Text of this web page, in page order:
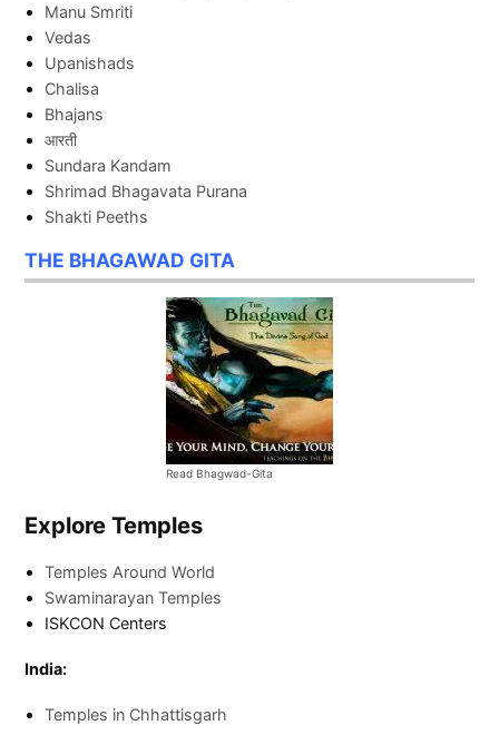
Manu Smriti
Vedas
Upanishads
Chalisa
Bhajans
आरती
Sundara Kandam
Shrimad Bhagavata Purana
Shakti Peeths
THE BHAGAWAD GITA
Read Bhagwad-Gita
Explore Temples
Temples Around World
Swaminarayan Temples
ISKCON Centers
India:
Temples in Chhattisgarh